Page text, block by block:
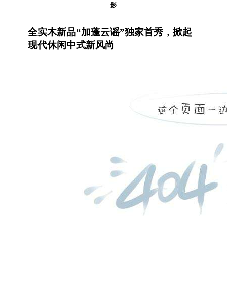
影
全实木新品“加蓬云谣”独家首秀，掀起
现代休闲中式新风尚